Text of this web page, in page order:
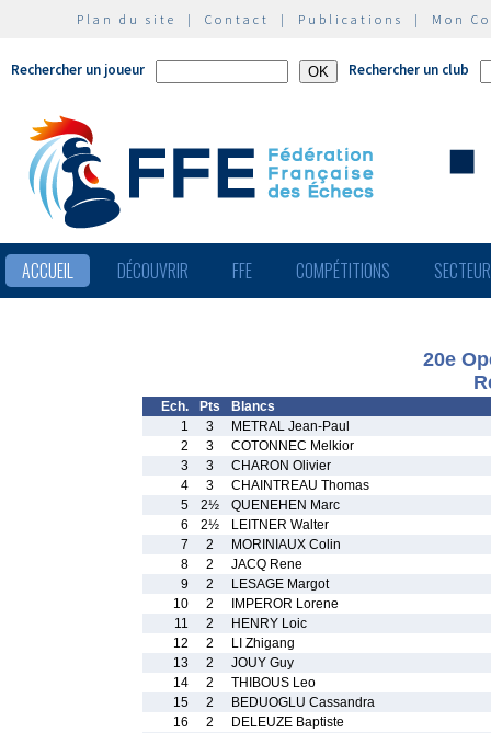
Plan du site | Contact | Publications | Mon
Rechercher un joueur Rechercher un club
ACCUEIL DÉCOUVRIR FFE COMPÉTITIONS
20e
Ech. Pts
Blancs
1
3
METRAL Jean-Paul
2
3
COTONNEC Melkior
3
3
CHARON Olivier
4
3
CHAINTREAU Thomas
5
2½
QUENEHEN Marc
6
2½
LEITNER Walter
7
2
MORINIAUX Colin
8
2
JACQ Rene
9
2
LESAGE Margot
10
2
IMPEROR Lorene
11
2
HENRY Loic
12
2
LI Zhigang
13
2
JOUY Guy
14
2
THIBOUS Leo
15
2
BEDUOGLU Cassandra
16
2
DELEUZE Baptiste